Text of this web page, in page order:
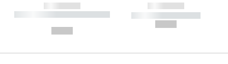
------------
----------- ----------- --------
------------
----------- -----------